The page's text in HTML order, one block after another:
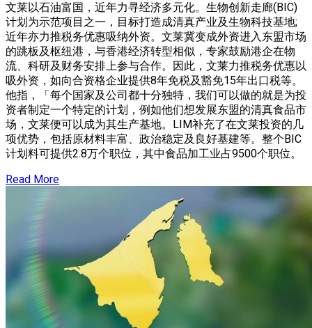
文莱以石油富国，近年力寻经济多元化。生物创新走廊(BIC)
计划为示范项目之一，目标打造成清真产业及生物科技基地;
近年亦力推税务优惠吸纳外资。文莱冀变成外资进入东盟市场
的跳板及枢纽港，与香港经济转型相似，专家鼓励港企在物
流、科研及财务安排上参与合作。因此，文莱力推税务优惠以
吸外资，如向合资格企业提供8年免税及豁免15年出口税等。
他指，「每个国家及公司都十分独特，我们可以做的就是为投
资者制定一个特定的计划，例如他们想发展东盟的清真食品市
场，文莱便可以成为其生产基地。LIM补充了在文莱投资的几
项优势，包括原材料丰富、政治稳定及良好基建等。整个BIC
计划料可提供2.8万个职位，其中食品加工业占9500个职位。
Read More